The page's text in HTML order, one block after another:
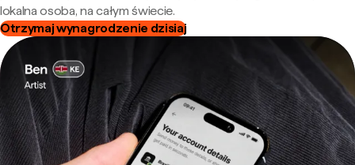
lokalna osoba, na całym świecie.
Otrzymaj wynagrodzenie dzisiaj